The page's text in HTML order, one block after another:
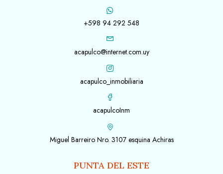
+598 94 292 548
acapulco@internet.com.uy
acapulco_inmobiliaria
acapulcoInm
Miguel Barreiro Nro. 3107 esquina Achiras
PUNTA DEL ESTE